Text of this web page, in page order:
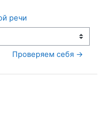
речи
Проверяем себя →